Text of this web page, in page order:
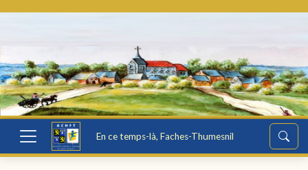
En ce temps-là, Faches-Thumesnil